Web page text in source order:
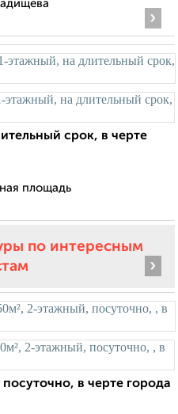
›
срок, в черте
площадь
по интересным
›
в черте города